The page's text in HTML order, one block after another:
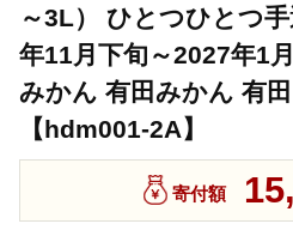
～3L） ひとつひとつ
年11月下旬～2027年1
みかん 有田みかん 有
【hdm001-2A】
寄付額